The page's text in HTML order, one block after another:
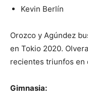
Kevin Berlín
Orozco y Agúndez
en Tokio 2020.
recientes triunfos en
Gimnasia: